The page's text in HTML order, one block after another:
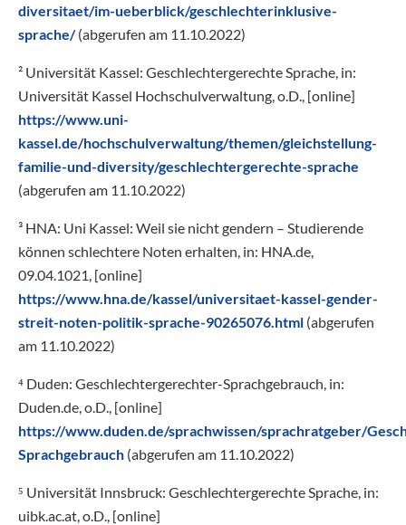
diversitaet/im-ueberblick/geschlechterinklusive-
sprache/(abgerufen am 11.10.2022)
² Universität Kassel: Geschlechtergerechte Sprache, in:
Universität Kassel Hochschulverwaltung, o.D., [online]
https://www.uni-
kassel.de/hochschulverwaltung/themen/gleichstellung-
familie-und-diversity/geschlechtergerechte-sprache
(abgerufen am 11.10.2022)
³ HNA: Uni Kassel: Weil sie nicht gendern – Studierende
können schlechtere Noten erhalten, in: HNA.de,
09.04.1021, [online]
https://www.hna.de/kassel/universitaet-kassel-gender-
streit-noten-politik-sprache-90265076.html (abgerufen
am 11.10.2022)
⁴ Duden: Geschlechtergerechter-Sprachgebrauch, in:
Duden.de, o.D., [online]
https://www.duden.de/sprachwissen/sprachratgeber/
Sprachgebrauch (abgerufen am 11.10.2022)
⁵ Universität Innsbruck: Geschlechtergerechte Sprache, in:
uibk.ac.at, o.D., [online]